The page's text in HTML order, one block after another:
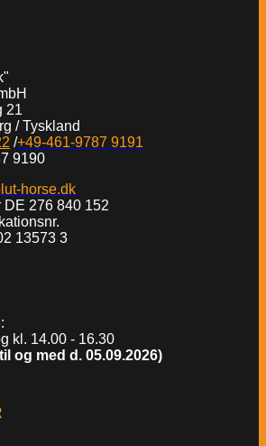
21
/ Tyskland
/+49-461-9787 9191
9190
horse.dk
DE 276 840 152
13573 3
kl. 14.00 - 16.30
og med d. 05.09.2026)